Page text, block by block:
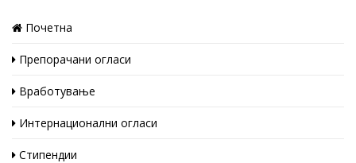
Почетна
Препорачани огласи
Вработување
Интернационални огласи
Стипендии